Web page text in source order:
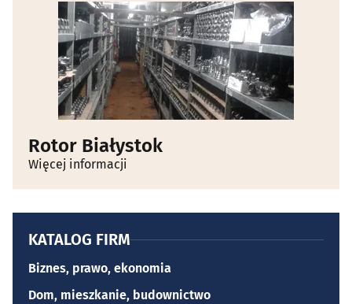
Rotor Białystok
Więcej informacji
KATALOG FIRM
Biznes, prawo, ekonomia
Dom, mieszkanie, budownictwo